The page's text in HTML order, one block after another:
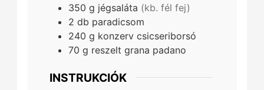
350 g jégsaláta (kb. fél fej)
2 db paradicsom
240 g konzerv csicseriborsó
70 g reszelt grana padano
INSTRUKCIÓK